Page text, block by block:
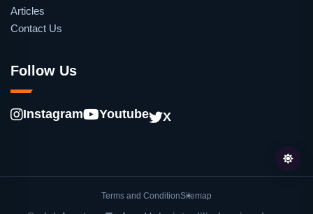
Articles
Contact Us
Follow Us
Instagram Youtube X
Terms and ConditionSitemap